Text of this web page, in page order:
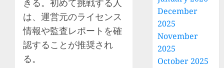
きる。初めて挑戦する人
は、運営元のライセンス
情報や監査レポートを確
認することが推奨され
る。
December
2025
November
2025
October 2025